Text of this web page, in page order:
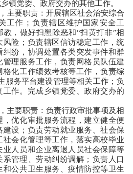
镇党委、政府交办的其他工作。
主要职责：开展辖区社会治安综合
工作；负责辖区维护国家安全工
，做好扫黑除恶和“扫黄打非”相
风险；负责辖区信访稳定工作，统
纠纷，协调处置各类突发事件和群
理服务工作，负责网格员队伍建
化工作绩效考核等工作，负责综
服务平台建设管理等相关工作；负
作。完成乡镇党委、政府交办的
主要职责：负责行政审批事项及相
，优化审批服务流程，建立健全便
建设；负责劳动就业服务、社会保
社会化管理等工作，落实高校毕业
业人员和企业离退人员社会保障等
管理、劳动纠纷调解；负责人口
公共卫生服务、疫情防控等卫生